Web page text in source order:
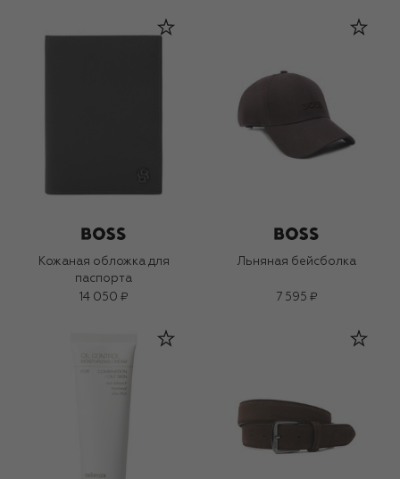
Кожаная обложка для
паспорта
14 050 ₽
Льняная бейсболка
7 595 ₽